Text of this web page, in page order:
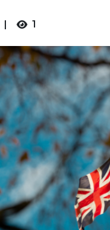
| 1